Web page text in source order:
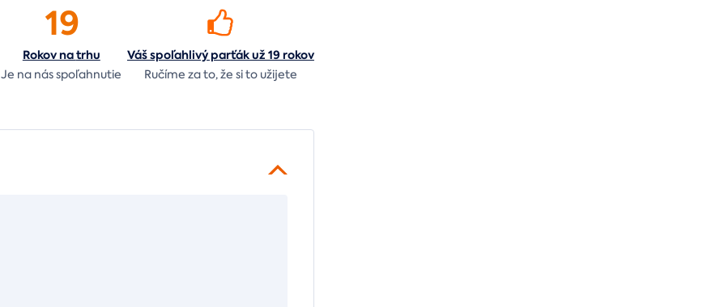
19
Rokov natrhu
Je na násspoľahnutie
Váš spoľahlivý parťák už 19 rokov
Ručíme za to,že si to užijete